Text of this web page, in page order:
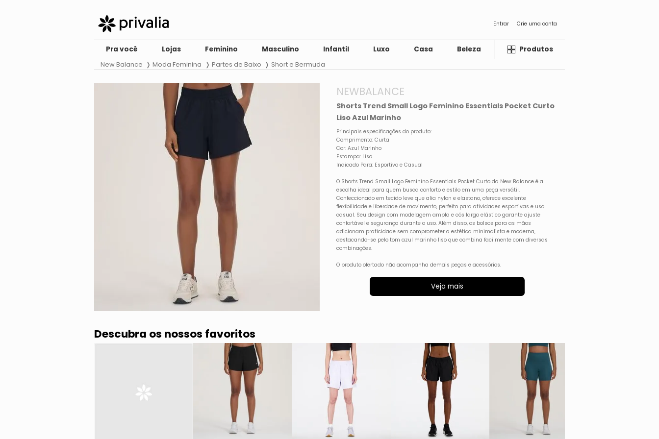
Entrar Crie uma conta
Pra você Lojas Feminino Masculino Infantil Luxo Casa Beleza LiquidaProdutos
New Balance Moda Feminina Partes de Baixo Short e Bermuda
NEWBALANCE
Shorts Trend Small Logo Feminino Essentials Pocket Curto
Liso Azul Marinho
Principais especificações do produto:
Comprimento: Curta
Cor: Azul Marinho
Estampa: Liso
Indicado Para: Esportivo e Casual
O Shorts Trend Small Logo Feminino Essentials Pocket Curto da New Balance é a
escolha ideal para quem busca conforto e estilo em uma peça versátil.
Confeccionado em tecido leve que alia nylon e elastano, oferece excelente
flexibilidade e liberdade de movimento, perfeito para atividades esportivas e uso
casual. Seu design com modelagem ampla e cós largo elástico garante ajuste
confortável e segurança durante o uso. Além disso, os bolsos para as mãos
adicionam praticidade sem comprometer a estética minimalista e moderna,
destacando-se pelo tom azul marinho liso que combina facilmente com diversas
combinações.
O produto ofertado não acompanha demais peças e acessórios.
Veja mais
Descubra os nossos favoritos